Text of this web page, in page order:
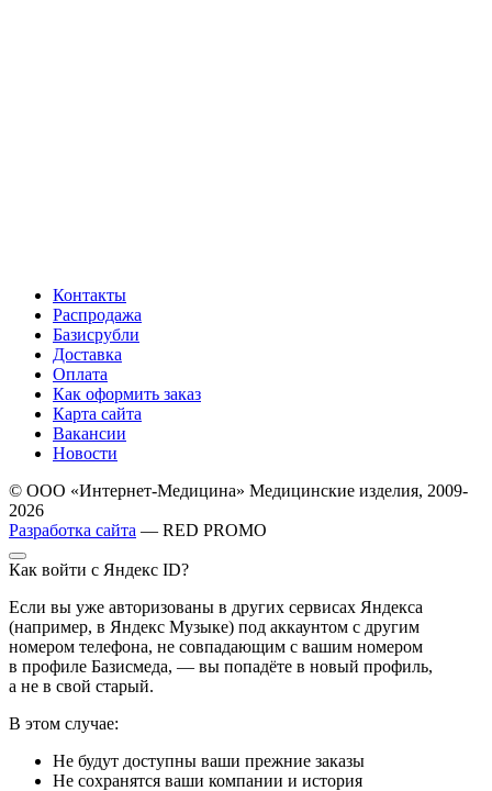
Контакты
Распродажа
Базисрубли
Доставка
Оплата
Как оформить заказ
Карта сайта
Вакансии
Новости
© ООО «Интернет-Медицина» Медицинские изделия, 2009-
2026
Разработка сайта — RED PROMO
Как войти с Яндекс ID?
Если вы уже авторизованы в других сервисах Яндекса
(например, в Яндекс Музыке) под аккаунтом с другим
номером телефона, не совпадающим с вашим номером
в профиле Базисмеда, — вы попадёте в новый профиль,
а не в свой старый.
В этом случае:
Не будут доступны ваши прежние заказы
Не сохранятся ваши компании и история